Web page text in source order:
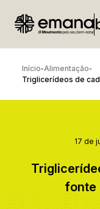
Início-Alimentação-
Triglicerídeos de
17 de
fonte